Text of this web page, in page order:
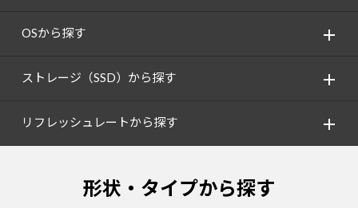
OSから探す
ストレージ（SSD）から探す
リフレッシュレートから探す
形状・タイプから探す